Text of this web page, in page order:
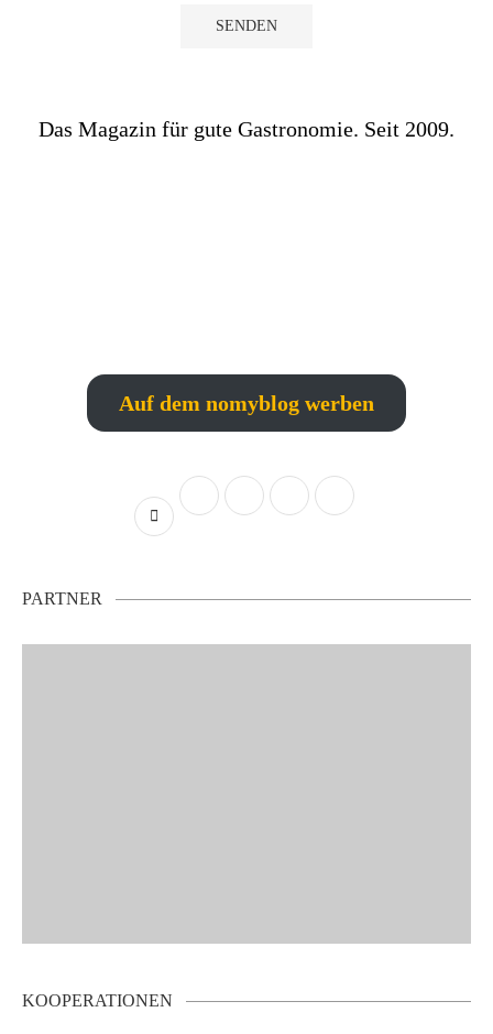
Das Magazin für gute Gastronomie. Seit 2009.
Auf dem nomyblog werben
PARTNER
KOOPERATIONEN